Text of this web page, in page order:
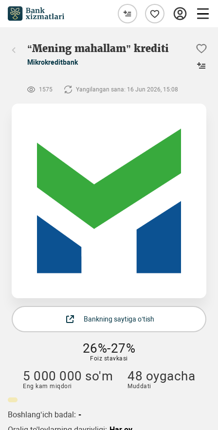
“Mening mahallam” krediti
Mikrokreditbank
1575 Yangilangan sana: 16 Jun 2026, 15:08
Bankning saytiga o‘tish
26%-27%
Foiz stavkasi
5 000 000 so'm
Eng kam miqdori
48 oygacha
Muddati
Boshlang‘ich badal: -